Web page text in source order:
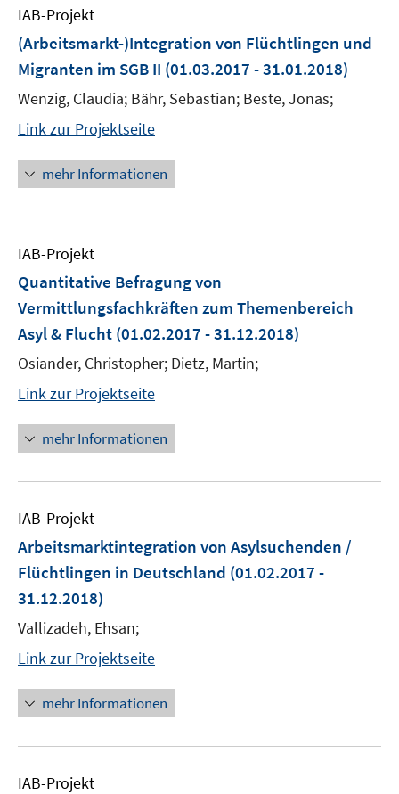
IAB-Projekt
(Arbeitsmarkt-)Integration von Flüchtlingen und
Migranten im SGB II (01.03.2017 - 31.01.2018)
Wenzig, Claudia; Bähr, Sebastian; Beste, Jonas;
Link zur Projektseite
mehr Informationen
IAB-Projekt
Quantitative Befragung von
Vermittlungsfachkräften zum Themenbereich
Asyl & Flucht (01.02.2017 - 31.12.2018)
Osiander, Christopher; Dietz, Martin;
Link zur Projektseite
mehr Informationen
IAB-Projekt
Arbeitsmarktintegration von Asylsuchenden /
Flüchtlingen in Deutschland (01.02.2017 -
31.12.2018)
Vallizadeh, Ehsan;
Link zur Projektseite
mehr Informationen
IAB-Projekt